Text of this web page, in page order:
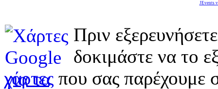
JEvents
Πριν
δοκιμάστε να το
χάρτες που σας παρέχουμε